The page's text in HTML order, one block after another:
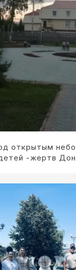
открытым
-жертв